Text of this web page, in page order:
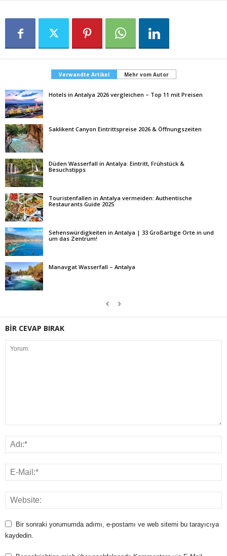
Verwandte Artikel Mehr vom Autor
Hotels in Antalya 2026 vergleichen – Top 11 mit Preisen
Saklikent Canyon Eintrittspreise 2026 & Öffnungszeiten
Düden Wasserfall in Antalya: Eintritt, Frühstück &
Besuchstipps
Touristenfallen in Antalya vermeiden: Authentische
Restaurants Guide 2025
Sehenswürdigkeiten in Antalya | 33 Großartige Orte in und
um das Zentrum!
Manavgat Wasserfall – Antalya
BİR CEVAP BIRAK
Bir sonraki yorumumda adımı, e-postamı ve web sitemi bu tarayıcıya
kaydedin.